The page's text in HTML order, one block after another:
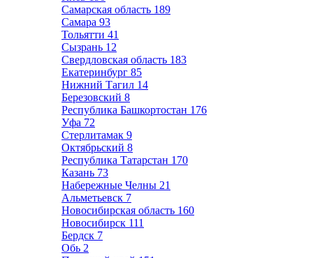
Самарская область 189
Самара 93
Тольятти 41
Сызрань 12
Свердловская область 183
Екатеринбург 85
Нижний Тагил 14
Березовский 8
Республика Башкортостан 176
Уфа 72
Стерлитамак 9
Октябрьский 8
Республика Татарстан 170
Казань 73
Набережные Челны 21
Альметьевск 7
Новосибирская область 160
Новосибирск 111
Бердск 7
Обь 2